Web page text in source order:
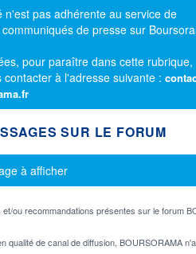
n'est pas adhérente au service de
de presse sur
pour paraître dans cette rubrique,
contacter à l'adresse suivante :
SUR LE FORUM
à afficher
ou recommandations présentes sur le forum
qualité de canal de diffusion, BOURSORAMA